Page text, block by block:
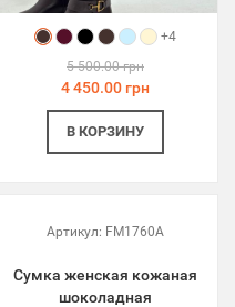
+4
5 500.00 грн
4 450.00 грн
В КОРЗИНУ
Артикул: FM1760A
Сумка женская кожаная
шоколадная